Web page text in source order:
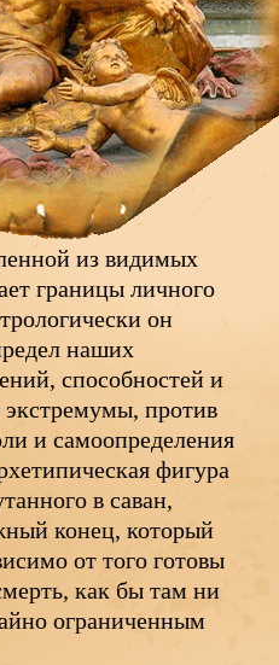
из видимых
границы личного
он
наших
способностей и
против
и самоопределения
фигура
в саван,
конец, который
от того готовы
как бы там ни
ограниченным